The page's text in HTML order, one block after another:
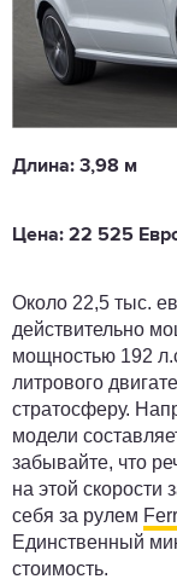
Длина: 3,98 м
Цена: 22 525
Около 22,5 тыс.
действительно
мощностью 192
литрового
стратосферу.
модели
забывайте, что
на этой
себя за рулем
Единственный
стоимость.